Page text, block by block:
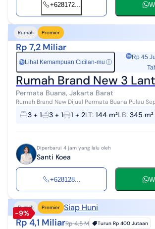
+628172...
Rumah Premier
Rp 7,2 Miliar
Rp Lihat Kemampuan Cicilan-mu ⓘ
Rp 45
Rumah Brand New 3
Permata Buana, Jakarta Barat
Rumah Brand New Dijual Permata Buana Pulau Sepa Jakarta
Luas tanah 144 m2 Dimensi 8 x 18 Luas bangunan 345 m2 Kamar
tidur 3+1 Kamar ...
3 + 1 3 + 1 1 + 2LT: 144 m²LB: 345 m²
Diperbarui 4 jam yang lalu oleh
Santi Koea
+628128...
-9%
Rumah Premier Siap Huni
Rp 4,1 MiliarRp 4.5 M Turun Rp 400 Jutaan